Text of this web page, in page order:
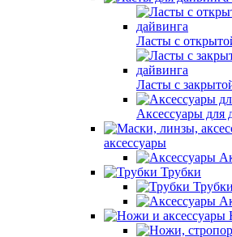
Ласты с
Ласты с
Аксессуары для
аксессуары
Трубки
Трубки